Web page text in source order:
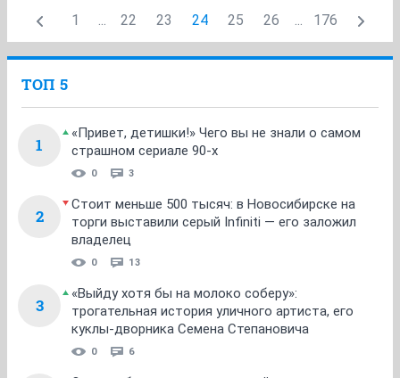
1 ... 22 23 24 25 26 ... 176
ТОП 5
1
«Привет, детишки!» Чего вы не знали о самом
страшном сериале 90-х
0 3
2
Стоит меньше 500 тысяч: в Новосибирске на
торги выставили серый Infiniti — его заложил
владелец
0 13
3
«Выйду хотя бы на молоко соберу»:
трогательная история уличного артиста, его
куклы-дворника Семена Степановича
0 6